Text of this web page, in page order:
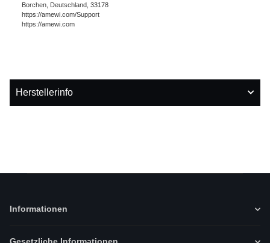
Borchen, Deutschland, 33178
https://amewi.com/Support
https://amewi.com
Herstellerinfo
Informationen